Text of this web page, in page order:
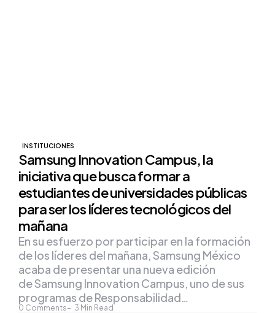
INSTITUCIONES
Samsung Innovation Campus, la
iniciativa que busca formar a
estudiantes de universidades públicas
para ser los líderes tecnológicos del
mañana
0 Comments 3 Min Read
En su esfuerzo por participar en la formación
de los líderes del mañana, Samsung México
acaba de presentar una nueva edición
de Samsung Innovation Campus, uno de sus
programas de Responsabilidad…